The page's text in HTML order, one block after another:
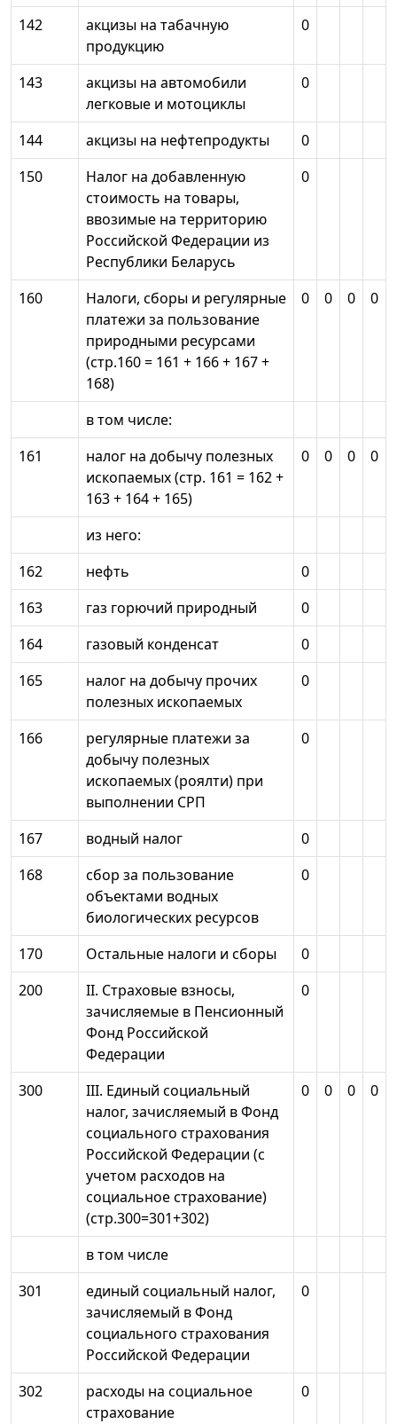
142
акцизы на табачную
продукцию
0
143
акцизы на автомобили
легковые и мотоциклы
0
144 акцизы на нефтепродукты
0
150
Налог на добавленную
стоимость на товары,
ввозимые на территорию
Российской Федерации из
Республики Беларусь
0
160
Налоги, сборы и регулярные
платежи за пользование
природными ресурсами
(стр.160 = 161 + 166 + 167 +
168)
0 0 0 0
в том числе:
161
налог на добычу полезных
ископаемых (стр. 161 = 162 +
163 + 164 + 165)
0 0 0 0
из него:
162
нефть
0
163
газ горючий природный
0
164
газовый конденсат
0
165
налог на добычу прочих
полезных ископаемых
0
166
регулярные платежи за
добычу полезных
ископаемых (роялти) при
выполнении СРП
0
167 водный налог
0
168
сбор за пользование
объектами водных
биологических ресурсов
0
170 Остальные налоги и сборы
0
200
II. Страховые взносы,
зачисляемые в Пенсионный
Фонд Российской
Федерации
0
300
III. Единый социальный
налог, зачисляемый в Фонд
социального страхования
Российской Федерации (с
учетом расходов на
социальное страхование)
(стр.300=301+302)
0 0 0 0
в том числе
301
единый социальный налог,
зачисляемый в Фонд
социального страхования
Российской Федерации
0
302
расходы на социальное
страхование
0